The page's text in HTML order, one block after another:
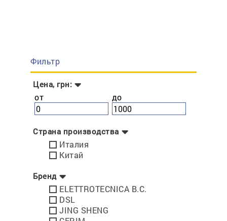
Фильтр
Цена, грн:
от до
Страна производства
Италия
Китай
Бренд
ELETTROTECNICA B.C.
DSL
JING SHENG